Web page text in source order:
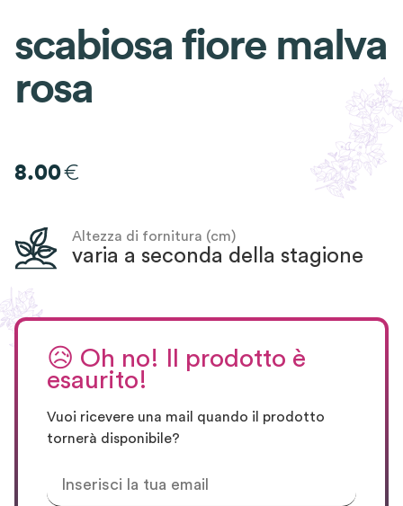
scabiosa fiore malva
rosa
8.00€
Altezza di fornitura (cm)
varia a seconda della stagione
😥 Oh no! Il prodotto è
esaurito!
Vuoi ricevere una mail quando il prodotto
tornerà disponibile?